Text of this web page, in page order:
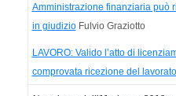
Amministrazione finanziaria può
in giudizioFulvio Graziotto
LAVORO: Valido l’atto di
comprovata ricezione del